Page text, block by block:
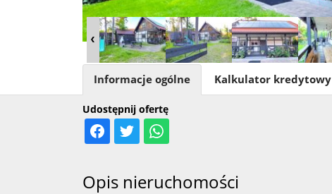
Udostępnij ofertę
Informacje ogólne Kalkulator kredytowy
Opis nieruchomości